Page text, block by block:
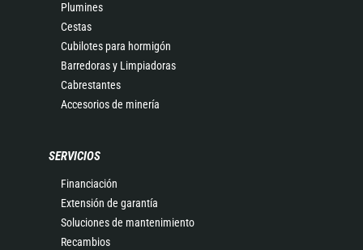
Plumines
Cestas
Cubilotes para hormigón
Barredoras y Limpiadoras
Cabrestantes
Accesorios de minería
SERVICIOS
Financiación
Extensión de garantía
Soluciones de mantenimiento
Recambios